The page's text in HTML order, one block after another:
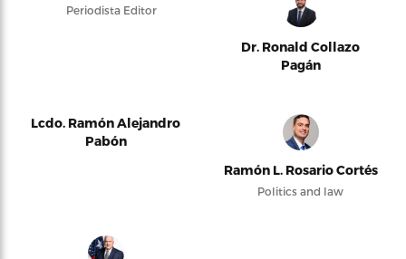
Periodista Editor
Dr. Ronald Collazo
Pagán
Lcdo. Ramón Alejandro
Pabón
Ramón L. Rosario Cortés
Politics and law